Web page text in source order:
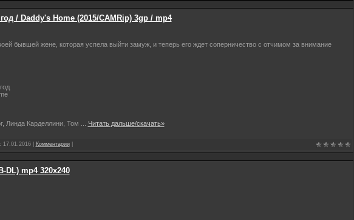
/ Daddy's Home (2015/CAMRip) 3gp / mp4
бывшей жене, которая успела выйти замуж, и теперь его ждет соперничество с отчимом за внимание
Линда Карделлини, Том
Читать дальше/скачать»
17.01.2016| Комментарии|
DL) mp4 320х240